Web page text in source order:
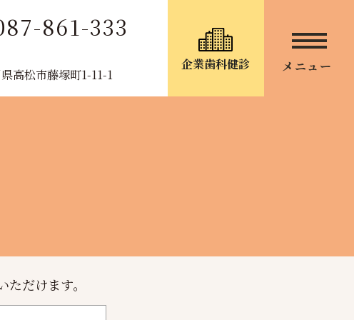
861-333
高松市藤塚町1-11-1
企業歯科健診 メニュー
だけます。